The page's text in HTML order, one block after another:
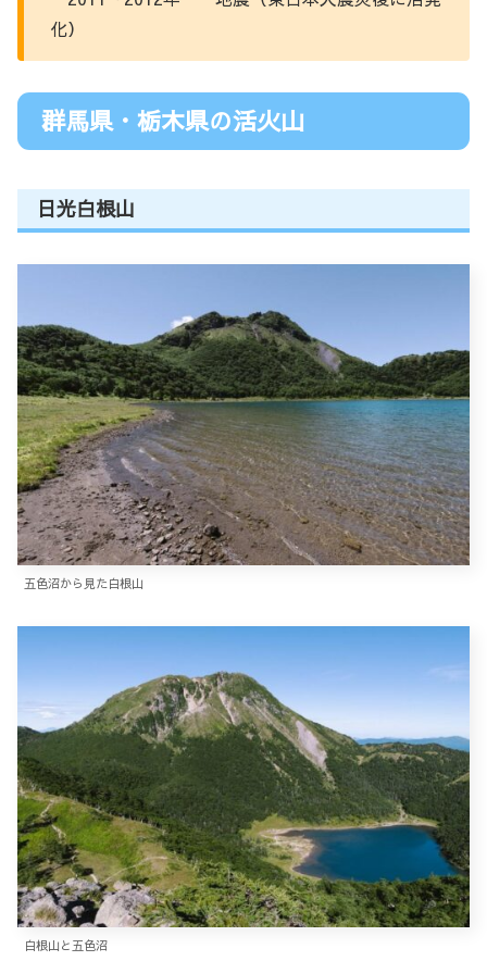
化）
群馬県・栃木県の活火山
日光白根山
五色沼から見た白根山
白根山と五色沼